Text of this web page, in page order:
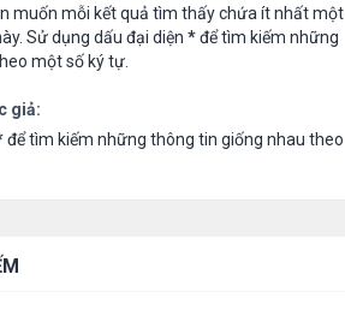
muốn mỗi kết quả tìm thấy chứa ít nhất một
Sử dụng dấu đại diện *để tìm kiếm những
một số ký tự.
giả:
để tìm kiếm những thông tin giống nhau theo